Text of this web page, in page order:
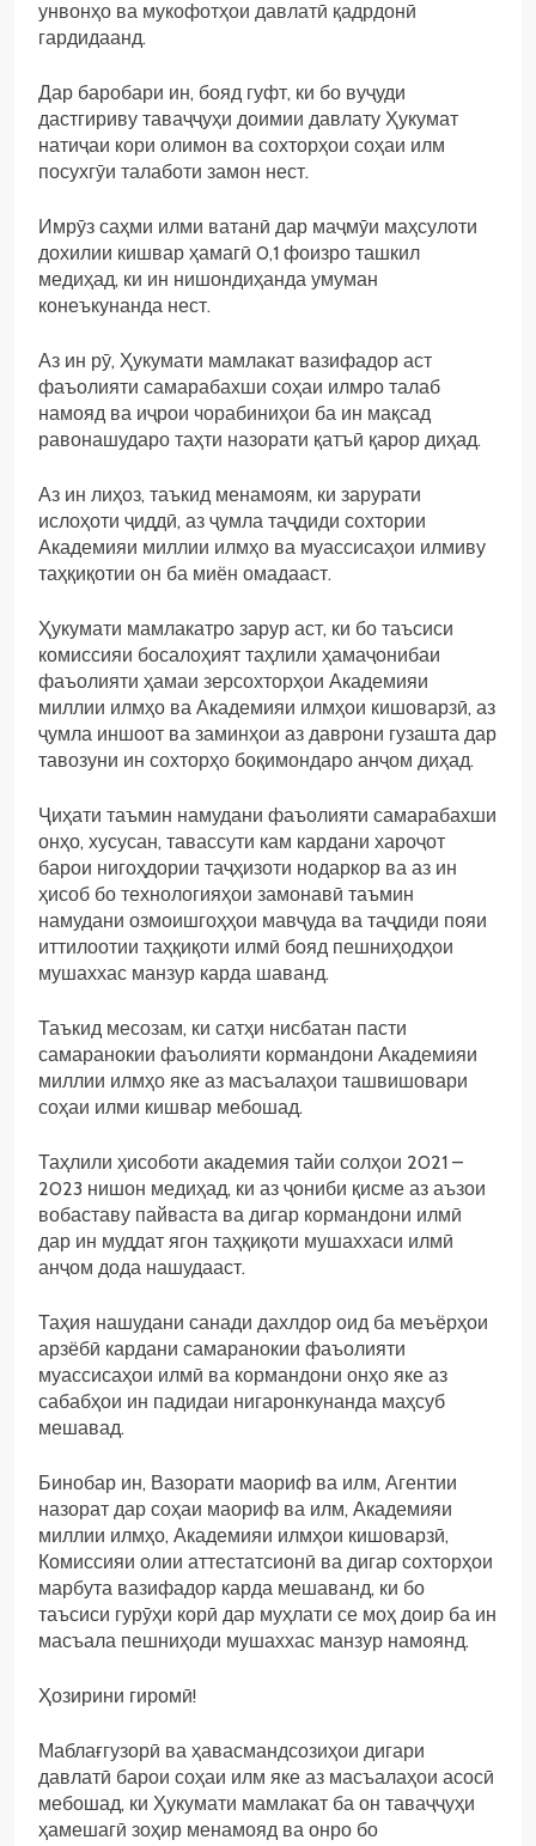
унвонҳо ва мукофотҳои давлатӣ қадрдонӣ
гардидаанд.
Дар баробари ин, бояд гуфт, ки бо вуҷуди
дастгириву таваҷҷуҳи доимии давлату Ҳукумат
натиҷаи кори олимон ва сохторҳои соҳаи илм
посухгӯи талаботи замон нест.
Имрӯз саҳми илми ватанӣ дар маҷмӯи маҳсулоти
дохилии кишвар ҳамагӣ 0,1 фоизро ташкил
медиҳад, ки ин нишондиҳанда умуман
конеъкунанда нест.
Аз ин рӯ, Ҳукумати мамлакат вазифадор аст
фаъолияти самарабахши соҳаи илмро талаб
намояд ва иҷрои чорабиниҳои ба ин мақсад
равонашударо таҳти назорати қатъӣ қарор диҳад.
Аз ин лиҳоз, таъкид менамоям, ки зарурати
ислоҳоти ҷиддӣ, аз ҷумла таҷдиди сохтории
Академияи миллии илмҳо ва муассисаҳои илмиву
таҳқиқотии он ба миён омадааст.
Ҳукумати мамлакатро зарур аст, ки бо таъсиси
комиссияи босалоҳият таҳлили ҳамаҷонибаи
фаъолияти ҳамаи зерсохторҳои Академияи
миллии илмҳо ва Академияи илмҳои кишоварзӣ, аз
ҷумла иншоот ва заминҳои аз даврони гузашта дар
тавозуни ин сохторҳо боқимондаро анҷом диҳад.
Ҷиҳати таъмин намудани фаъолияти самарабахши
онҳо, хусусан, тавассути кам кардани хароҷот
барои нигоҳдории таҷҳизоти нодаркор ва аз ин
ҳисоб бо технологияҳои замонавӣ таъмин
намудани озмоишгоҳҳои мавҷуда ва таҷдиди пояи
иттилоотии таҳқиқоти илмӣ бояд пешниҳодҳои
мушаххас манзур карда шаванд.
Таъкид месозам, ки сатҳи нисбатан пасти
самаранокии фаъолияти кормандони Академияи
миллии илмҳо яке аз масъалаҳои ташвишовари
соҳаи илми кишвар мебошад.
Таҳлили ҳисоботи академия тайи солҳои 2021 –
2023 нишон медиҳад, ки аз ҷониби қисме аз аъзои
вобаставу пайваста ва дигар кормандони илмӣ
дар ин муддат ягон таҳқиқоти мушаххаси илмӣ
анҷом дода нашудааст.
Таҳия нашудани санади дахлдор оид ба меъёрҳои
арзёбӣ кардани самаранокии фаъолияти
муассисаҳои илмӣ ва кормандони онҳо яке аз
сабабҳои ин падидаи нигаронкунанда маҳсуб
мешавад.
Бинобар ин, Вазорати маориф ва илм, Агентии
назорат дар соҳаи маориф ва илм, Академияи
миллии илмҳо, Академияи илмҳои кишоварзӣ,
Комиссияи олии аттестатсионӣ ва дигар сохторҳои
марбута вазифадор карда мешаванд, ки бо
таъсиси гурӯҳи корӣ дар муҳлати се моҳ доир ба ин
масъала пешниҳоди мушаххас манзур намоянд.
Ҳозирини гиромӣ!
Маблағгузорӣ ва ҳавасмандсозиҳои дигари
давлатӣ барои соҳаи илм яке аз масъалаҳои асосӣ
мебошад, ки Ҳукумати мамлакат ба он таваҷҷуҳи
ҳамешагӣ зоҳир менамояд ва онро бо